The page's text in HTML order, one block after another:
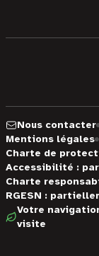
Nous contacter
Mentions légales
Charte de
Accessibilité :
Charte
RGESN :
Votre
visite